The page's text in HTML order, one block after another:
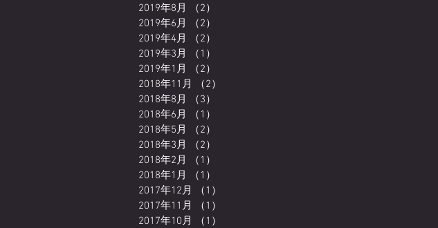
2019年8月
（2）
2019年6月
（2）
2019年4月
（2）
2019年3月
（1）
2019年1月
（2）
2018年11月
（2）
2018年8月
（3）
2018年6月
（1）
2018年5月
（2）
2018年3月
（2）
2018年2月
（1）
2018年1月
（1）
2017年12月
（1）
2017年11月
（1）
2017年10月
（1）